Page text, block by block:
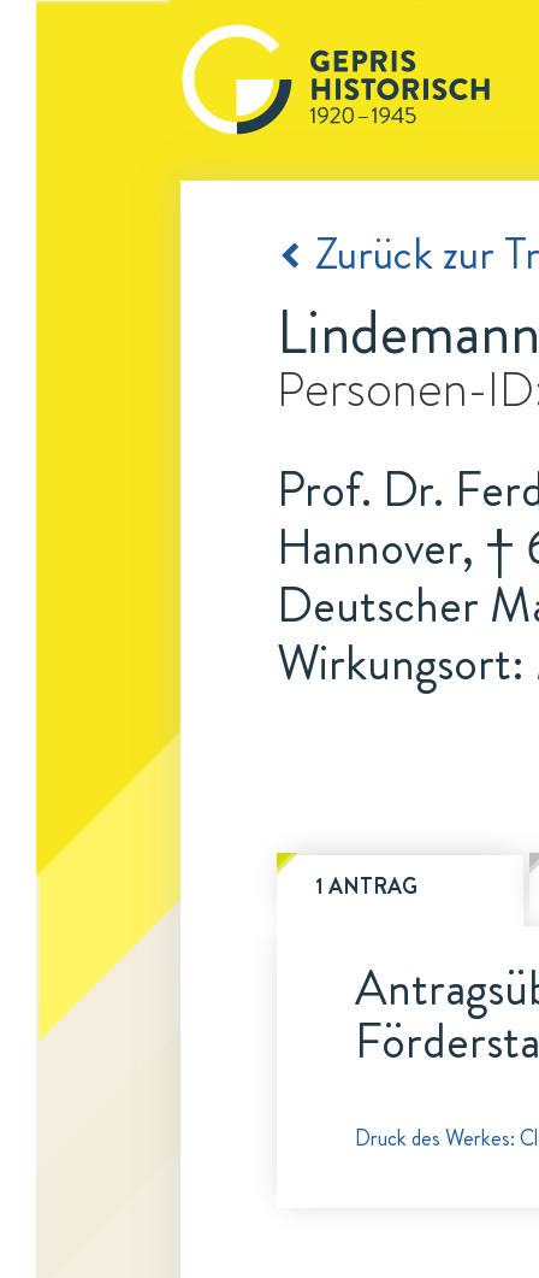
Zurück zur
Personen-
Prof. Dr.
Hannover, †
Deutscher
1 ANTRAG
Druck des Werkes: